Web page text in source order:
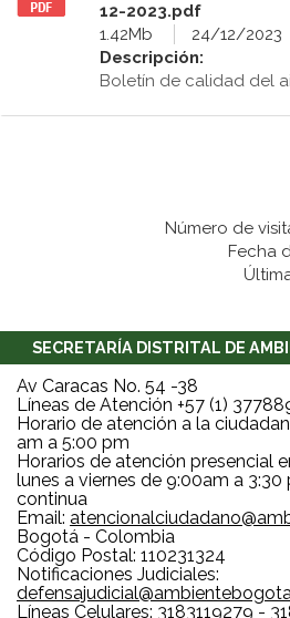
12-2023.pdf
1.42Mb
24/12/2023
Descripción:
Boletín de calidad del
Número de
Fecha
SECRETARÍA DISTRITAL DE
Av Caracas No. 54 -38
Líneas de Atención +57 (1)
Horario de atención a la
am a 5:00 pm
Horarios de atención presencial
lunes a viernes de 9:00am a 3:30
continua
Email:
Bogotá - Colombia
Código Postal: 110231324
Notificaciones Judiciales:
Líneas Celulares: 3183119279 -